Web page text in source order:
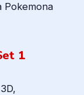
Pokemona
1